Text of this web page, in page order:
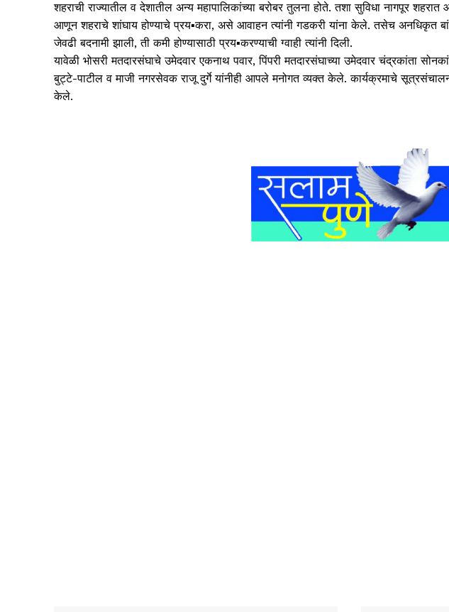
शहराची राज्यातील व देशातील अन्य महापालिकांच्या बरोबर तुलना होते. तशा सुविधा नागपूर शहरात
आणून शहराचे शांघाय होण्याचे प्रय▪करा, असे आवाहन त्यांनी गडकरी यांना केले. तसेच अनधिकृत
जेवढी बदनामी झाली, ती कमी होण्यासाठी प्रय▪करण्याची ग्वाही त्यांनी दिली.
यावेळी भोसरी मतदारसंघाचे उमेदवार एकनाथ पवार, पिंपरी मतदारसंघाच्या उमेदवार चंद्रकांता
बुट्टे-पाटील व माजी नगरसेवक राजू दुर्गे यांनीही आपले मनोगत व्यक्त केले. कार्यक्रमाचे
केले.